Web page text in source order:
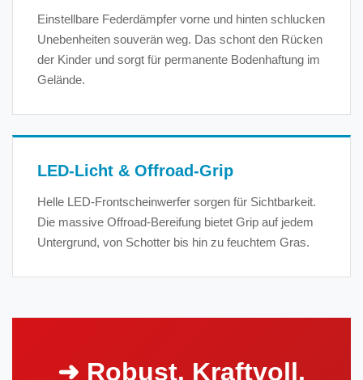
Einstellbare Federdämpfer vorne und hinten schlucken
Unebenheiten souverän weg. Das schont den Rücken
der Kinder und sorgt für permanente Bodenhaftung im
Gelände.
LED-Licht & Offroad-Grip
Helle LED-Frontscheinwerfer sorgen für Sichtbarkeit.
Die massive Offroad-Bereifung bietet Grip auf jedem
Untergrund, von Schotter bis hin zu feuchtem Gras.
➜ Robust. Kraftvoll.